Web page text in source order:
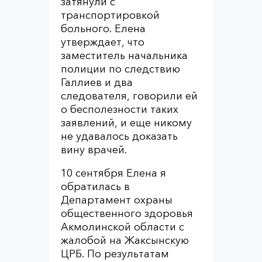
транспортировкой
больного. Елена
утверждает, что
заместитель начальника
полиции по следствию
Галлиев и два
следователя, говорили ей
о бесполезности таких
заявлений, и еще никому
не удавалось доказать
вину врачей.
10 сентября Елена я
обратилась в
Департамент охраны
общественного здоровья
Акмолинской области с
жалобой на Жаксынскую
ЦРБ. По результатам